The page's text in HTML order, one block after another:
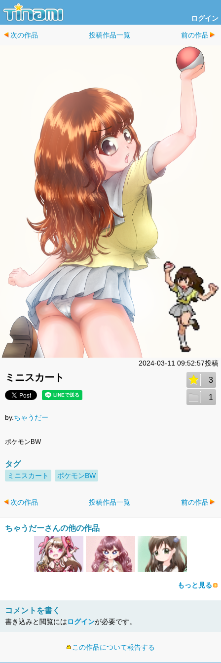
ログイン
次の作品 投稿作品一覧 前の作品
2024-03-11 09:52:57投稿
ミニスカート 3
1
by.ちゃうだー
ポケモンBW
タグ
ミニスカート ポケモンBW
次の作品 投稿作品一覧 前の作品
ちゃうだーさんの他の作品
もっと見る
コメントを書く
書き込みと閲覧にはログインが必要です。
この作品について報告する